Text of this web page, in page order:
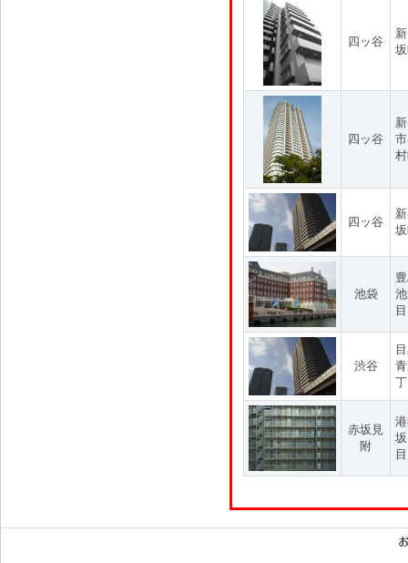
四ッ谷
四ッ谷
四ッ谷
池袋
渋谷
赤坂見
附
目